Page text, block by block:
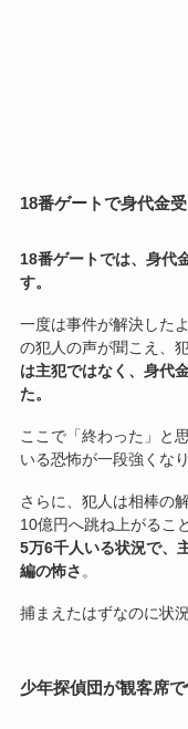
18番ゲートで身代金
18番ゲートでは、身代
す。
一度は事件が解決した
の犯人の声が聞こえ、
は主犯ではなく、身代
た。
ここで「終わった」と
いる恐怖が一段強くなり
さらに、犯人は相棒の
10億円へ跳ね上がるこ
5万6千人いる状況で、
編の怖さ 。
捕まえたはずなのに状
少年探偵団が観客席